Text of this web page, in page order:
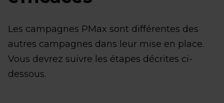
Les campagnes PMax sont différentes des
autres campagnes dans leur mise en place.
Vous devrez suivre les étapes décrites ci-
dessous.